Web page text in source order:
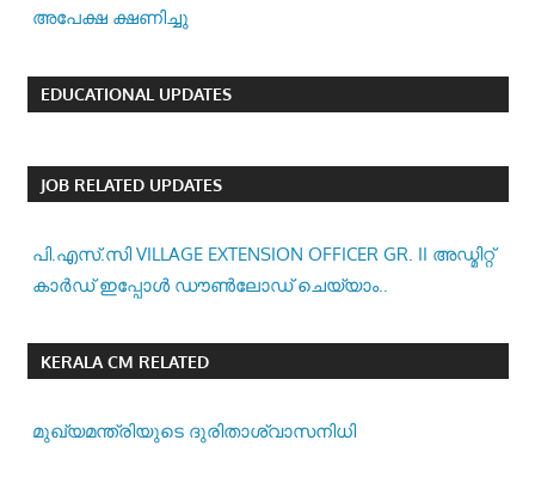
അപേക്ഷ ക്ഷണിച്ചു
EDUCATIONAL UPDATES
JOB RELATED UPDATES
പി.എസ്.സി VILLAGE EXTENSION OFFICER GR. II അഡ്മിറ്റ്
കാർഡ് ഇപ്പോൾ ഡൗൺലോഡ് ചെയ്യാം..
KERALA CM RELATED
മുഖ്യമന്ത്രിയുടെ ദുരിതാശ്വാസനിധി